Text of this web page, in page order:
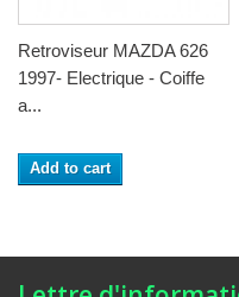
Retroviseur MAZDA 626
1997- Electrique - Coiffe
a...
Add to cart